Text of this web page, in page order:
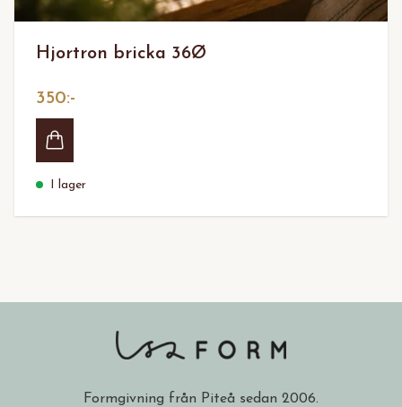
Hjortron bricka 36Ø
350:-
I lager
Formgivning från Piteå sedan 2006.